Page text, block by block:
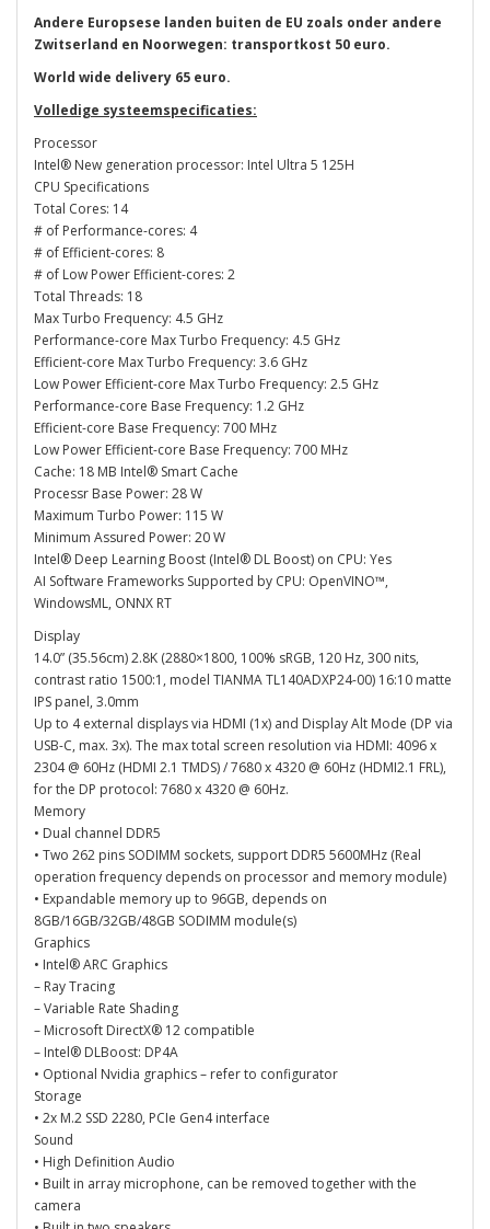
Andere Europsese landen buiten de EU zoals onder andere
Zwitserland en Noorwegen: transportkost 50 euro.
World wide delivery 65 euro.
Volledige systeemspecificaties:
Processor
Intel® New generation processor: Intel Ultra 5 125H
CPU Specifications
Total Cores: 14
# of Performance-cores: 4
# of Efficient-cores: 8
# of Low Power Efficient-cores: 2
Total Threads: 18
Max Turbo Frequency: 4.5 GHz
Performance-core Max Turbo Frequency: 4.5 GHz
Efficient-core Max Turbo Frequency: 3.6 GHz
Low Power Efficient-core Max Turbo Frequency: 2.5 GHz
Performance-core Base Frequency: 1.2 GHz
Efficient-core Base Frequency: 700 MHz
Low Power Efficient-core Base Frequency: 700 MHz
Cache: 18 MB Intel® Smart Cache
Processr Base Power: 28 W
Maximum Turbo Power: 115 W
Minimum Assured Power: 20 W
Intel® Deep Learning Boost (Intel® DL Boost) on CPU: Yes
AI Software Frameworks Supported by CPU: OpenVINO™,
WindowsML, ONNX RT
Display
14.0” (35.56cm) 2.8K (2880×1800, 100% sRGB, 120 Hz, 300 nits,
contrast ratio 1500:1, model TIANMA TL140ADXP24-00) 16:10 matte
IPS panel, 3.0mm
Up to 4 external displays via HDMI (1x) and Display Alt Mode (DP via
USB-C, max. 3x). The max total screen resolution via HDMI: 4096 x
2304 @ 60Hz (HDMI 2.1 TMDS) / 7680 x 4320 @ 60Hz (HDMI2.1 FRL),
for the DP protocol: 7680 x 4320 @ 60Hz.
Memory
• Dual channel DDR5
• Two 262 pins SODIMM sockets, support DDR5 5600MHz (Real
operation frequency depends on processor and memory module)
• Expandable memory up to 96GB, depends on
8GB/16GB/32GB/48GB SODIMM module(s)
Graphics
• Intel® ARC Graphics
– Ray Tracing
– Variable Rate Shading
– Microsoft DirectX® 12 compatible
– Intel® DLBoost: DP4A
• Optional Nvidia graphics – refer to configurator
Storage
• 2x M.2 SSD 2280, PCIe Gen4 interface
Sound
• High Definition Audio
• Built in array microphone, can be removed together with the
camera